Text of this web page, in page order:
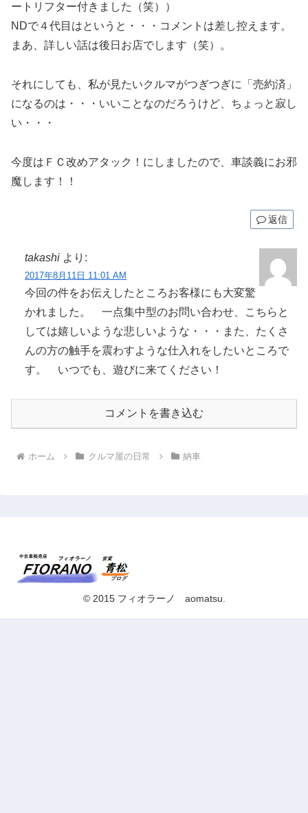
ートリフター付きました（笑））
NDで４代目はというと・・・コメントは差し控えます。
まあ、詳しい話は後日お店でします（笑）。
それにしても、私が見たいクルマがつぎつぎに「売約済」
になるのは・・・いいことなのだろうけど、ちょっと寂し
い・・・
今度はＦＣ改めアタック！にしましたので、車談義にお邪
魔します！！
返信
takashi より:
2017年8月11日 11:01 AM
今回の件をお伝えしたところお客様にも大変驚
かれました。 一点集中型のお問い合わせ、こちらと
しては嬉しいような悲しいような・・・また、たくさ
んの方の触手を震わすような仕入れをしたいところで
す。 いつでも、遊びに来てください！
コメントを書き込む
ホーム クルマ屋の日常 納車
© 2015 フィオラーノ aomatsu.